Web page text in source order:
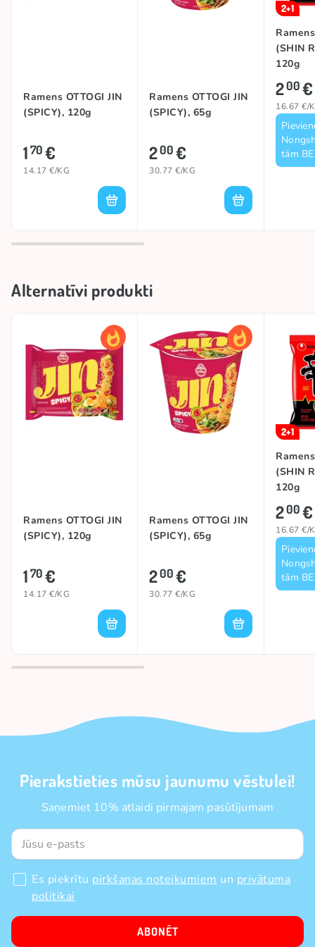
SELERIJU, SINEPJU, GLIEMJU, VĒŽVEIDĪGO un
pievienojiet zupas pulveri
500 ml ūdens un uzvāriet. Pievienojiet buljona pulveri
un makaronus un vāriet 4 minūtes. Labi samaisiet un
Ramens OTTOGI JIN
(SPICY), 120g
170€
14.17 €/KG
Ramens OTTOGI JIN
(SPICY), 65g
200€
30.77 €/KG
2+1
tām
(SHIN
120g
200€
16.67 €/
Alternatīvi produkti
Ramens OTTOGI JIN
(SPICY), 120g
170€
14.17 €/KG
Ramens OTTOGI JIN
(SPICY), 65g
200€
30.77 €/KG
2+1
tām
(SHIN
120g
200€
16.67 €/
Pierakstieties mūsu jaunumu vēstulei!
Saņemiet 10% atlaidi pirmajam pasūtījumam
Es piekrītu pirkšanas noteikumiem un privātuma
politikai
ABONĒT